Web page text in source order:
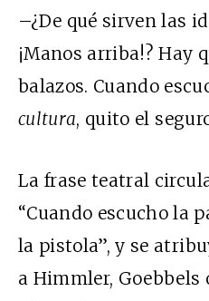
–¿De qué sirven las
¡Manos arriba!? Hay
balazos. Cuando
cultura, quito el
La frase teatral
“Cuando escucho la
la pistola”, y se
a Himmler, Goebbels